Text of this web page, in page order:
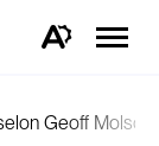
Ouvrez
d'accessibilité.
la
Geoff Molson